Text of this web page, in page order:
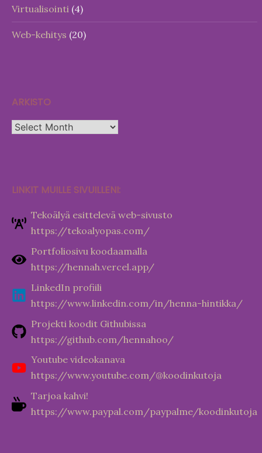
Virtualisointi (4)
Web-kehitys (20)
ARKISTO
Arkisto
LINKIT MUILLE SIVUILLENI:
Tekoälyä esittelevä web-sivusto
https://tekoalyopas.com/
Portfoliosivu koodaamalla
https://hennah.vercel.app/
LinkedIn profiili
https://www.linkedin.com/in/henna-hintikka/
Projekti koodit Githubissa
https://github.com/hennahoo/
Youtube videokanava
https://www.youtube.com/@koodinkutoja
Tarjoa kahvi!
https://www.paypal.com/paypalme/koodinkutoja